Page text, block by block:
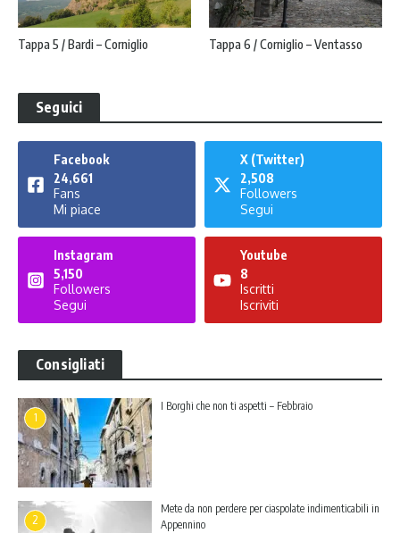
Tappa 5 / Bardi – Corniglio Tappa 6 / Corniglio – Ventasso
Seguici
Facebook
24,661
Fans
Mi piace
X (Twitter)
2,508
Followers
Segui
Instagram
5,150
Followers
Segui
Youtube
8
Iscritti
Iscriviti
Consigliati
1
I Borghi che non ti aspetti – Febbraio
2
Mete da non perdere per ciaspolate indimenticabili in
Appennino